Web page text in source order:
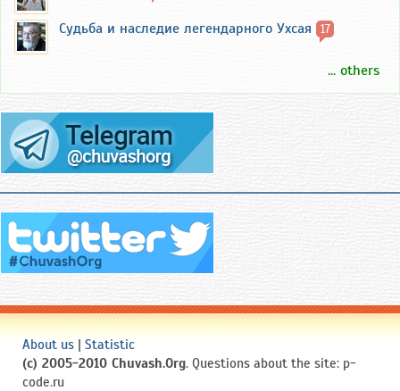
Судьба и наследие легендарного Ухсая 17
... others
About us | Statistic
(c) 2005-2010 Chuvash.Org. Questions about the site: p-
code.ru